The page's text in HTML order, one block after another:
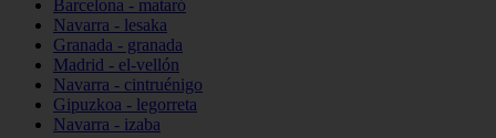
Barcelona - mataró
Navarra - lesaka
Granada - granada
Madrid - el-vellón
Navarra - cintruénigo
Gipuzkoa - legorreta
Navarra - izaba